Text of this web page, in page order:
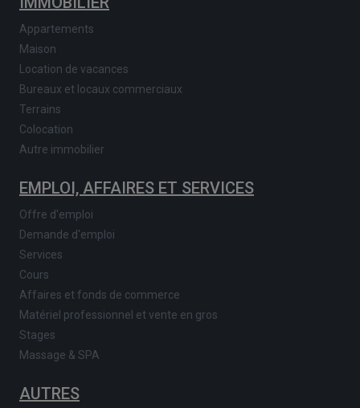
Appartements
Maison
Location de vacances
Bureaux et locaux commerciaux
Terrains
Colocation
Autre immobilier
EMPLOI, AFFAIRES ET SERVICES
Offre d'emploi
Demande d'emploi
Services
Cours
Affaires et fonds de commerce
Matériel professionnel et vente en gros
Stages
Massage & SPA
AUTRES